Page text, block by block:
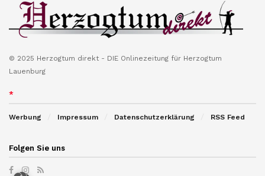
© 2025 Herzogtum direkt - DIE Onlinezeitung für Herzogtum
Lauenburg
*
Werbung Impressum Datenschutzerklärung RSS Feed
Folgen Sie uns